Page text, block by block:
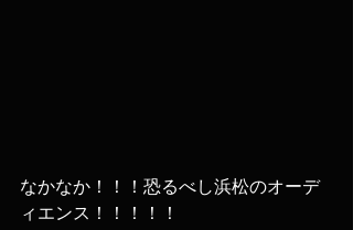
なかなか！！！恐るべし浜松のオーデ
ィエンス！！！！！